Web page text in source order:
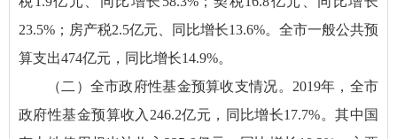
23.5%；房产税2.5亿元、同比增长13.6%。全市一般公共预
算支出474亿元，同比增长14.9%。
（二）全市政府性基金预算收支情况。2019年，全市
政府性基金预算收入246.2亿元，同比增长17.7%。其中国